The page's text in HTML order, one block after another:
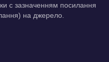
c зазначенням посилання
на джерело.